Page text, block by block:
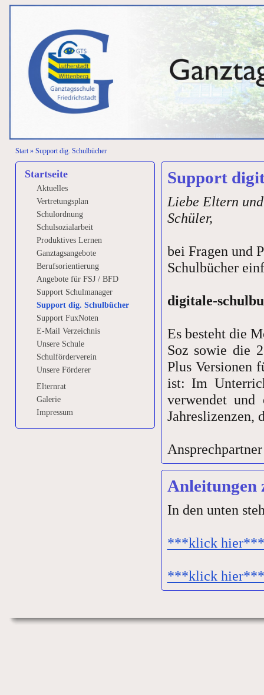
Start» Support dig. Schulbücher
Startseite
Aktuelles
Vertretungsplan
Schulordnung
Schulsozialarbeit
Produktives Lernen
Ganztagsangebote
Berufsorientierung
Angebote für FSJ / BFD
Support Schulmanager
Support dig. Schulbücher
Support FuxNoten
E-Mail Verzeichnis
Unsere Schule
Schulförderverein
Unsere Förderer
Elternrat
Galerie
Impressum
Support
Liebe Eltern
Schüler,
bei Fragen und
Schulbücher
digitale-
Es besteht die
Soz sowie die
Plus Versionen
ist: Im
verwendet
Jahreslizenzen,
Anleitungen
In den unten
***klick hier***
***klick hier***